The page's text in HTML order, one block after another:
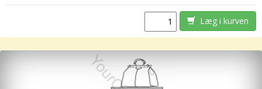
Læg i kurven